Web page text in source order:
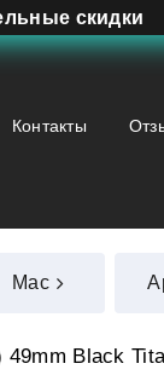
скидки
Контакты
Mac
49mm Black